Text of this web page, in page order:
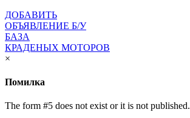
ДОБАВИТЬ
ОБЪЯВЛЕНИЕ Б/У
БАЗА
КРАДЕНЫХ МОТОРОВ
×
Помилка
The form #5 does not exist or it is not published.